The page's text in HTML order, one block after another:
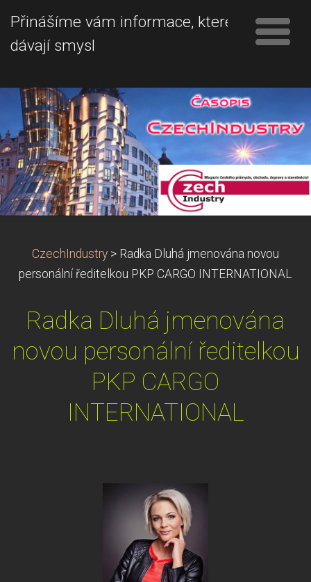
Přinášíme vám informace, které
dávají smysl
CzechIndustry > Radka Dluhá jmenována novou
personální ředitelkou PKP CARGO INTERNATIONAL
Radka Dluhá jmenována
novou personální ředitelkou
PKP CARGO
INTERNATIONAL